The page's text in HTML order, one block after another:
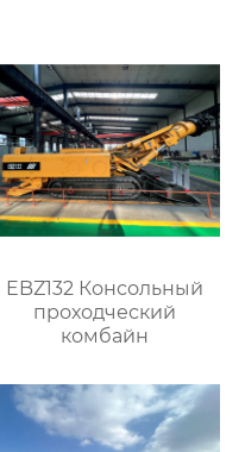
EBZ132 Консольный
проходческий
комбайн